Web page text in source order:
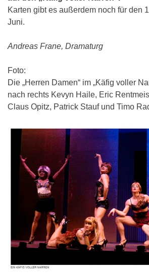
Karten gibt es außerdem noch für den
Juni.
Andreas Frane, Dramaturg
Foto:
Die „Herren Damen“ im „Käfig voller
nach rechts Kevyn Haile, Eric
Claus Opitz, Patrick Stauf und Timo